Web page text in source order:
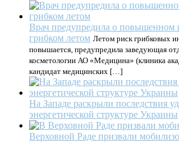
Врач предупредила о повышенном
грибком летом Летом риск грибковых
повышается, предупредила заведующая
косметологии АО «Медицина» (клиника
кандидат медицинских […]
На Западе раскрыли последствия
энергетической структуре Украины
Верховной Раде призвали